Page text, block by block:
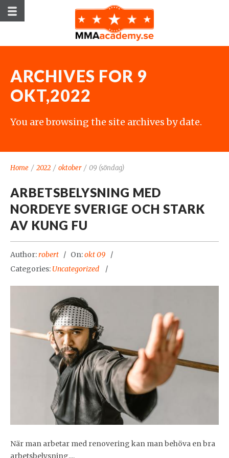
ARCHIVES FOR 9
OKT,2022
You are browsing the site archives by date.
Home / 2022 / oktober / 09 (söndag)
ARBETSBELYSNING MED
NORDEYE SVERIGE OCH STARK
AV KUNG FU
Author:robert On:okt 09
Categories: Uncategorized
När man arbetar med renovering kan man behöva en bra
arbetsbelysning....